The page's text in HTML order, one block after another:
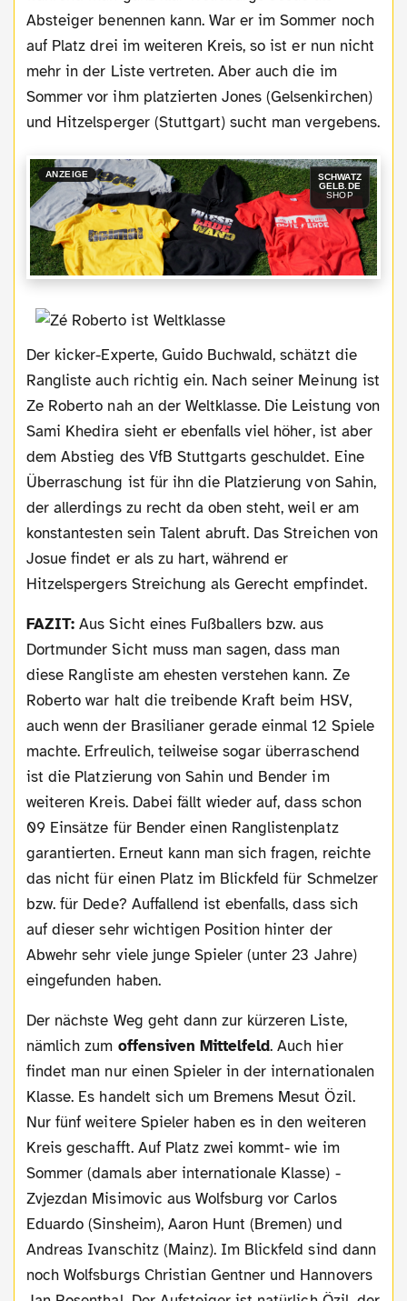
Absteiger benennen kann. War er im Sommer noch
auf Platz drei im weiteren Kreis, so ist er nun nicht
mehr in der Liste vertreten. Aber auch die im
Sommer vor ihm platzierten Jones (Gelsenkirchen)
und Hitzelsperger (Stuttgart) sucht man vergebens.
ANZEIGE
SCHWATZ
GELB.DE
SHOP
Der kicker-Experte, Guido Buchwald, schätzt die
Rangliste auch richtig ein. Nach seiner Meinung ist
Ze Roberto nah an der Weltklasse. Die Leistung von
Sami Khedira sieht er ebenfalls viel höher, ist aber
dem Abstieg des VfB Stuttgarts geschuldet. Eine
Überraschung ist für ihn die Platzierung von Sahin,
der allerdings zu recht da oben steht, weil er am
konstantesten sein Talent abruft. Das Streichen von
Josue findet er als zu hart, während er
Hitzelspergers Streichung als Gerecht empfindet.
FAZIT: Aus Sicht eines Fußballers bzw. aus
Dortmunder Sicht muss man sagen, dass man
diese Rangliste am ehesten verstehen kann. Ze
Roberto war halt die treibende Kraft beim HSV,
auch wenn der Brasilianer gerade einmal 12 Spiele
machte. Erfreulich, teilweise sogar überraschend
ist die Platzierung von Sahin und Bender im
weiteren Kreis. Dabei fällt wieder auf, dass schon
09 Einsätze für Bender einen Ranglistenplatz
garantierten. Erneut kann man sich fragen, reichte
das nicht für einen Platz im Blickfeld für Schmelzer
bzw. für Dede? Auffallend ist ebenfalls, dass sich
auf dieser sehr wichtigen Position hinter der
Abwehr sehr viele junge Spieler (unter 23 Jahre)
eingefunden haben.
Der nächste Weg geht dann zur kürzeren Liste,
nämlich zum offensiven Mittelfeld. Auch hier
findet man nur einen Spieler in der internationalen
Klasse. Es handelt sich um Bremens Mesut Özil.
Nur fünf weitere Spieler haben es in den weiteren
Kreis geschafft. Auf Platz zwei kommt- wie im
Sommer (damals aber internationale Klasse) -
Zvjezdan Misimovic aus Wolfsburg vor Carlos
Eduardo (Sinsheim), Aaron Hunt (Bremen) und
Andreas Ivanschitz (Mainz). Im Blickfeld sind dann
noch Wolfsburgs Christian Gentner und Hannovers